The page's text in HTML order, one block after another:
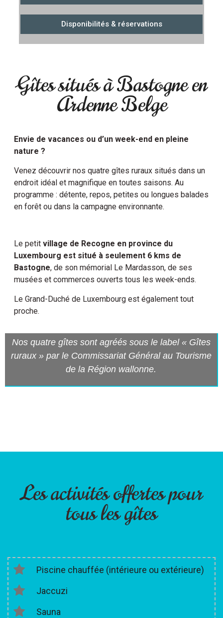
Disponibilités & réservations
Gîtes situés à Bastogne en
Ardenne Belge
Envie de vacances ou d’un week-end en pleine
nature ?
Venez découvrir nos quatre gîtes ruraux situés dans un
endroit idéal et magnifique en toutes saisons. Au
programme : détente, repos, petites ou longues balades
en forêt ou dans la campagne environnante.
Le petit village de Recogne en province du
Luxembourg est situé à seulement 6 kms de
Bastogne, de son mémorial Le Mardasson, de ses
musées et commerces ouverts tous les week-ends.
Le Grand-Duché de Luxembourg est également tout
proche.
Nos quatre gîtes sont agréés sous le label « Gîtes
ruraux » par le Commissariat Général au Tourisme
de la Région wallonne.
Les activités offertes pour
tous les gîtes
Piscine chauffée (intérieure ou extérieure)
Jaccuzi
Sauna